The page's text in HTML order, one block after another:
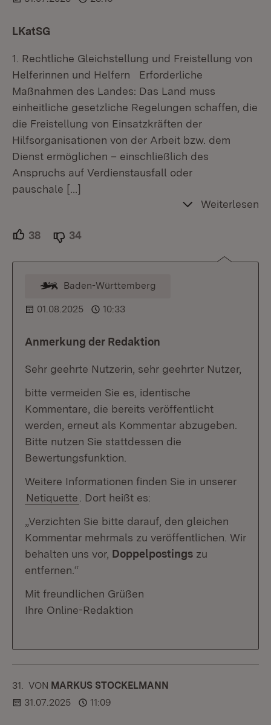
LKatSG
1. Rechtliche Gleichstellung und Freistellung von
Helferinnen und Helfern Erforderliche
Maßnahmen des Landes: Das Land muss
einheitliche gesetzliche Regelungen schaffen, die
die Freistellung von Einsatzkräften der
Hilfsorganisationen von der Arbeit bzw. dem
Dienst ermöglichen – einschließlich des
Anspruchs auf Verdienstausfall oder
pauschale […]
Weiterlesen
38 Unterstützer.
34
Kommentar vom Moderator
Baden-Württemberg
01.08.2025 10:33
Anmerkung der Redaktion
Sehr geehrte Nutzerin, sehr geehrter Nutzer,
bitte vermeiden Sie es, identische
Kommentare, die bereits veröffentlicht
werden, erneut als Kommentar abzugeben.
Bitte nutzen Sie stattdessen die
Bewertungsfunktion.
Weitere Informationen finden Sie in unserer
Netiquette
. Dort heißt es:
„Verzichten Sie bitte darauf, den gleichen
Kommentar mehrmals zu veröffentlichen. Wir
behalten uns vor, Doppelpostings zu
entfernen.“
Mit freundlichen Grüßen
Ihre Online-Redaktion
31. KOMMENTAR
VON :MARKUS STOCKELMANN
31.07.2025
11:09